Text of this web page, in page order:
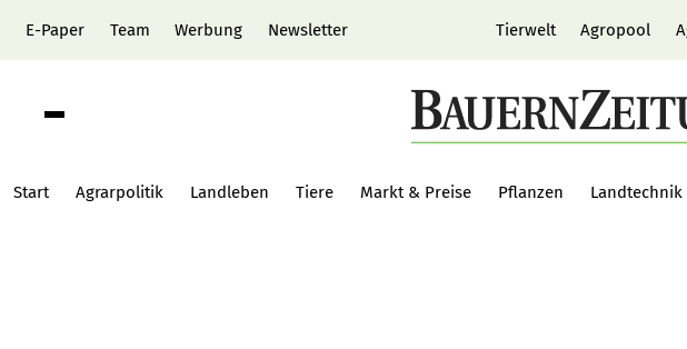
E-Paper Team Werbung Newsletter Tierwelt Agropool
Start Agrarpolitik Landleben Tiere Markt & Preise Pflanzen Landtechnik